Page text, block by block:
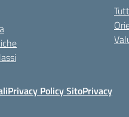
Privacy Policy SitoPrivacy